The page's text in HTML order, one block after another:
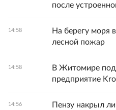
после
14:58
На берегу моря
лесной пожар
14:58
В Житомире под
предприятие
14:56
Пензу накрыл